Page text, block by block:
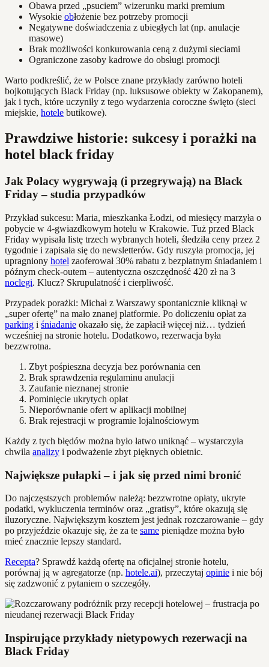
Obawa przed „psuciem” wizerunku marki premium
Wysokie obłożenie bez potrzeby promocji
Negatywne doświadczenia z ubiegłych lat (np. anulacje
masowe)
Brak możliwości konkurowania ceną z dużymi sieciami
Ograniczone zasoby kadrowe do obsługi promocji
Warto podkreślić, że w Polsce znane przykłady zarówno hoteli
bojkotujących Black Friday (np. luksusowe obiekty w Zakopanem),
jak i tych, które uczyniły z tego wydarzenia coroczne święto (sieci
miejskie, hotele butikowe).
Prawdziwe historie: sukcesy i porażki na
hotel black friday
Jak Polacy wygrywają (i przegrywają) na Black
Friday – studia przypadków
Przykład sukcesu: Maria, mieszkanka Łodzi, od miesięcy marzyła o
pobycie w 4-gwiazdkowym hotelu w Krakowie. Tuż przed Black
Friday wypisała listę trzech wybranych hoteli, śledziła ceny przez 2
tygodnie i zapisała się do newsletterów. Gdy ruszyła promocja, jej
upragniony hotel zaoferował 30% rabatu z bezpłatnym śniadaniem i
późnym check-outem – autentyczna oszczędność 420 zł na 3
noclegi. Klucz? Skrupulatność i cierpliwość.
Przypadek porażki: Michał z Warszawy spontanicznie kliknął w
„super ofertę” na mało znanej platformie. Po doliczeniu opłat za
parking i śniadanie okazało się, że zapłacił więcej niż… tydzień
wcześniej na stronie hotelu. Dodatkowo, rezerwacja była
bezzwrotna.
Zbyt pośpieszna decyzja bez porównania cen
Brak sprawdzenia regulaminu anulacji
Zaufanie nieznanej stronie
Pominięcie ukrytych opłat
Nieporównanie ofert w aplikacji mobilnej
Brak rejestracji w programie lojalnościowym
Każdy z tych błędów można było łatwo uniknąć – wystarczyła
chwila analizy i podważenie zbyt pięknych obietnic.
Największe pułapki – i jak się przed nimi bronić
Do najczęstszych problemów należą: bezzwrotne opłaty, ukryte
podatki, wykluczenia terminów oraz „gratisy”, które okazują się
iluzoryczne. Największym kosztem jest jednak rozczarowanie – gdy
po przyjeździe okazuje się, że za te same pieniądze można było
mieć znacznie lepszy standard.
Recepta? Sprawdź każdą ofertę na oficjalnej stronie hotelu,
porównaj ją w agregatorze (np. hotele.ai), przeczytaj opinie i nie bój
się zadzwonić z pytaniem o szczegóły.
Inspirujące przykłady nietypowych rezerwacji na
Black Friday